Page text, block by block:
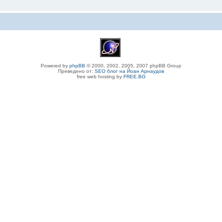
Powered by phpBB © 2000, 2002, 2005, 2007 phpBB Group
Преведено от: SEO блог на Йоан Арнаудов
free web hosting by FREE.BG